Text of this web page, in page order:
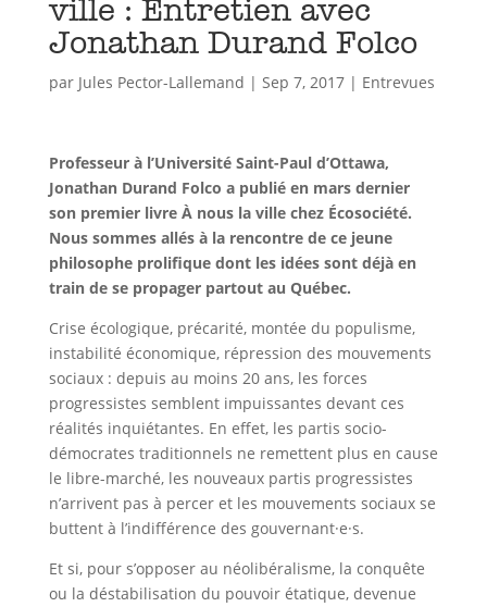
ville : Entretien avec
Jonathan Durand Folco
par Jules Pector-Lallemand | Sep 7, 2017| Entrevues
Professeur à l’Université Saint-Paul d’Ottawa,
Jonathan Durand Folco a publié en mars dernier
son premier livre À nous la ville chez Écosociété.
Nous sommes allés à la rencontre de ce jeune
philosophe prolifique dont les idées sont déjà en
train de se propager partout au Québec.
Crise écologique, précarité, montée du populisme,
instabilité économique, répression des mouvements
sociaux : depuis au moins 20 ans, les forces
progressistes semblent impuissantes devant ces
réalités inquiétantes. En effet, les partis socio-
démocrates traditionnels ne remettent plus en cause
le libre-marché, les nouveaux partis progressistes
n’arrivent pas à percer et les mouvements sociaux se
buttent à l’indifférence des gouvernant·e·s.
Et si, pour s’opposer au néolibéralisme, la conquête
ou la déstabilisation du pouvoir étatique, devenue